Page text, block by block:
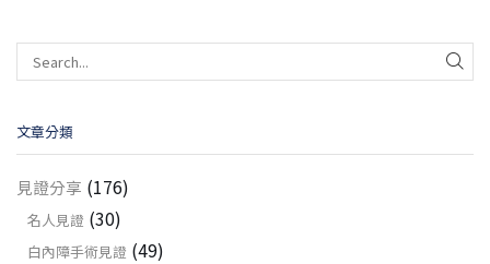
文章分類
見證分享 (176)
名人見證 (30)
白內障手術見證 (49)